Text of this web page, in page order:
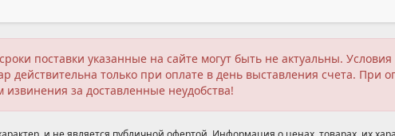
поставки указанные на сайте могут быть не актуальны.
действительна только при оплате в день выставления счета.
за доставленные неудобства!